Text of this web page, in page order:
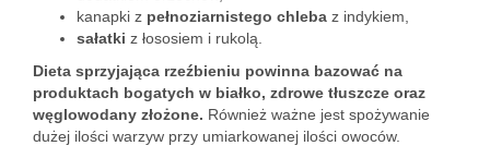
kanapki z pełnoziarnistego chleba z indykiem,
sałatki z łososiem i rukolą.
Dieta sprzyjająca rzeźbieniu powinna bazować na
produktach bogatych w białko, zdrowe tłuszcze oraz
węglowodany złożone. Również ważne jest spożywanie
dużej ilości warzyw przy umiarkowanej ilości owoców.